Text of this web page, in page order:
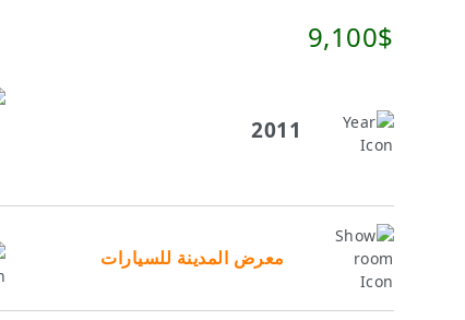
9,100$
2011
معرض المدينة للسيارات